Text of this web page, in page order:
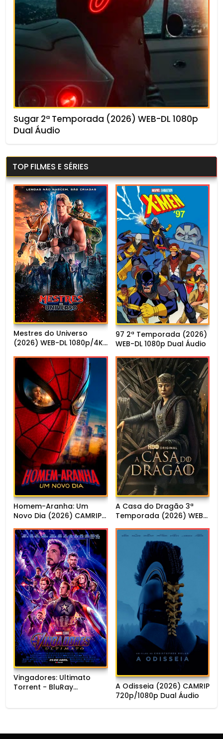
Sugar 2ª Temporada (2026) WEB-DL 1080p
Dual Áudio
TOP FILMES E SÉRIES
Mestres do Universo
(2026) WEB-DL 1080p/4K
97 2ª Temporada (2026)
WEB-DL 1080p Dual Áudio
Homem-Aranha: Um
Novo Dia (2026) CAMRIP
A Casa do Dragão 3ª
Temporada (2026) WEB-
Vingadores: Ultimato
Torrent - BluRay
Áudio
A Odisseia (2026) CAMRIP
720p/1080p Dual Áudio